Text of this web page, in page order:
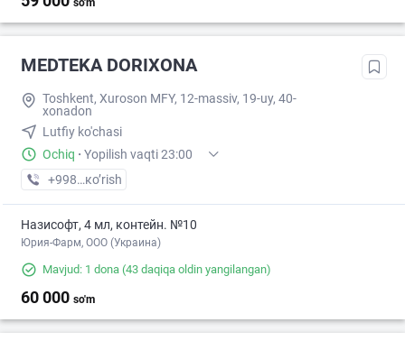
so'm
MEDTEKA DORIXONA
Toshkent, Xuroson MFY, 12-massiv, 19-uy, 40-
xonadon
Lutfiy ko'chasi
Ochiq · Yopilish vaqti 23:00
+998 (91) XXX-XX-XX
кo’rish
Назисофт, 4 мл, контейн. №10
Юрия-Фарм, ООО (Украина)
Mavjud: 1 dona (43 daqiqa oldin yangilangan)
60 000 so'm